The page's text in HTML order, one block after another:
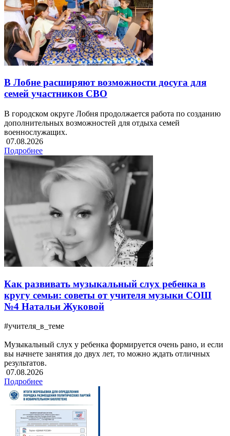
В Лобне расширяют возможности досуга для
семей участников СВО
В городском округе Лобня продолжается работа по созданию
дополнительных возможностей для отдыха семей
военнослужащих.
07.08.2026
Подробнее
Как развивать музыкальный слух ребенка в
кругу семьи: советы от учителя музыки СОШ
№4 Натальи Жуковой
#учителя_в_теме
Музыкальный слух у ребенка формируется очень рано, и если
вы начнете занятия до двух лет, то можно ждать отличных
результатов.
07.08.2026
Подробнее